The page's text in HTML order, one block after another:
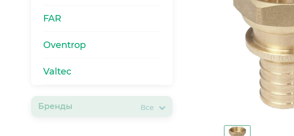
FAR
Oventrop
Valtec
Бренды Все